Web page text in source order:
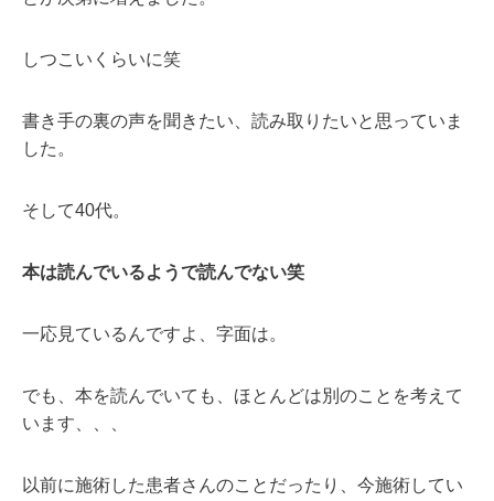
しつこいくらいに笑
書き手の裏の声を聞きたい、読み取りたいと思っていま
した。
そして40代。
本は読んでいるようで読んでない笑
一応見ているんですよ、字面は。
でも、本を読んでいても、ほとんどは別のことを考えて
います、、、
以前に施術した患者さんのことだったり、今施術してい